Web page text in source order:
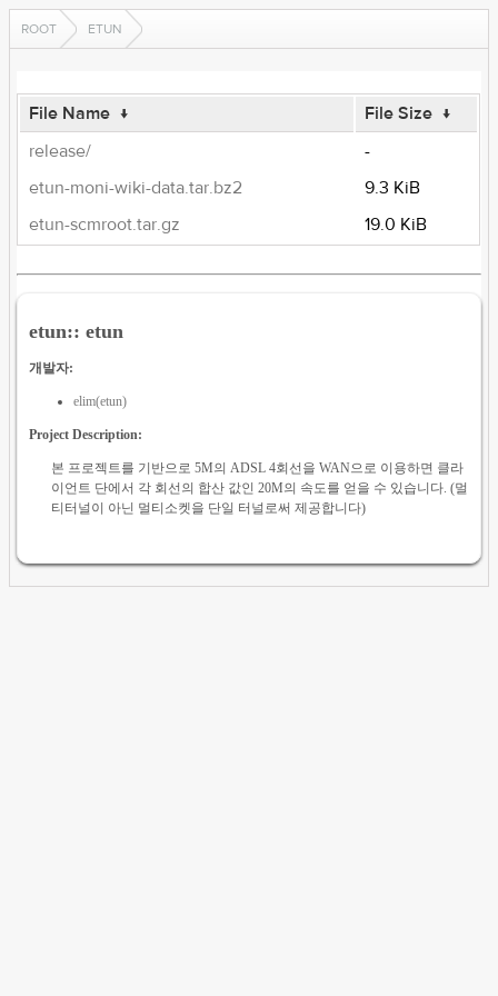
ROOT ETUN
File Name ↓ File Size ↓
release/
-
etun-moni-wiki-data.tar.bz2
9.3 KiB
etun-scmroot.tar.gz
19.0 KiB
etun:: etun
개발자:
elim(etun)
Project Description:
본 프로젝트를 기반으로 5M의 ADSL 4회선을 WAN으로 이용하면 클라
이언트 단에서 각 회선의 합산 값인 20M의 속도를 얻을 수 있습니다. (멀
티터널이 아닌 멀티소켓을 단일 터널로써 제공합니다)